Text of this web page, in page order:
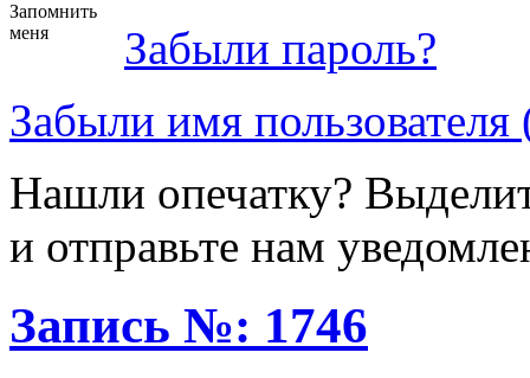
Запомнить
меня
Забыли пароль?
Забыли имя пользователя
Нашли опечатку?
и отправьте нам
Запись №: 1746